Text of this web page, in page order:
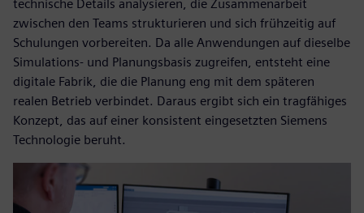
technische Details analysieren, die Zusammenarbeit
zwischen den Teams strukturieren und sich frühzeitig auf
Schulungen vorbereiten. Da alle Anwendungen auf dieselbe
Simulations- und Planungsbasis zugreifen, entsteht eine
digitale Fabrik, die die Planung eng mit dem späteren
realen Betrieb verbindet. Daraus ergibt sich ein tragfähiges
Konzept, das auf einer konsistent eingesetzten Siemens
Technologie beruht.